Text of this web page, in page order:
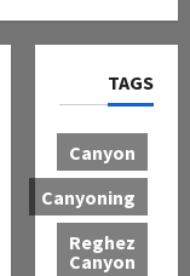
TAGS
Canyon
Canyoning
Reghez
Canyon